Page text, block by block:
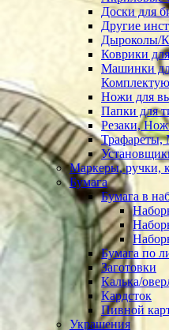
Доски для
Другие
Дыроколы/
Коврики
Машинки
Ножи для
Папки для
Резаки,
Трафареты,
Маркеры, ручки,
Бумага
Бумага в
Бумага по
Заготовки
Калька/
Кардсток
Пивной
Украшения